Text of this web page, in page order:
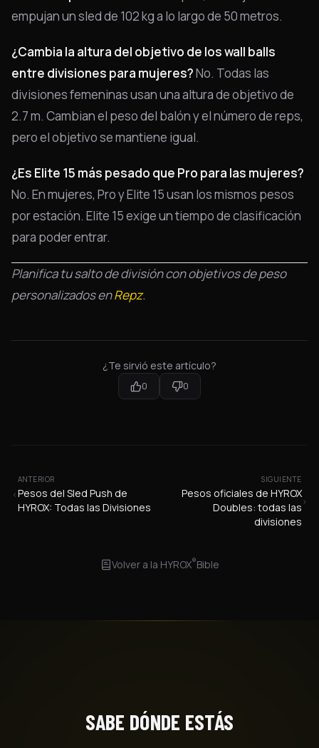
empujan un sled de 102 kg a lo largo de 50 metros.
¿Cambia la altura del objetivo de los wall balls
entre divisiones para mujeres?No. Todas las
divisiones femeninas usan una altura de objetivo de
2.7 m. Cambian el peso del balón y el número de reps,
pero el objetivo se mantiene igual.
¿Es Elite 15 más pesado que Pro para las mujeres?
No. En mujeres, Pro y Elite 15 usan los mismos pesos
por estación. Elite 15 exige un tiempo de clasificación
para poder entrar.
Planifica tu salto de división con objetivos de peso
personalizados enRepz.
¿Te sirvió este artículo?
0 0
ANTERIOR
Pesos del Sled Push de
HYROX: Todas las Divisiones
SIGUIENTE
Pesos oficiales de HYROX
Doubles: todas las
divisiones
Volver a la HYROX®Bible
SABE DÓNDE ESTÁS